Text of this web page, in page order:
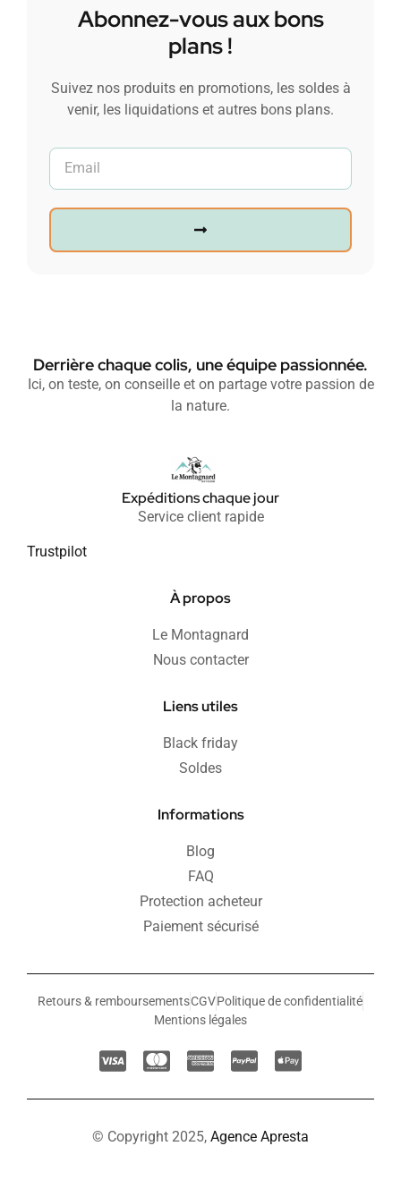
Abonnez-vous aux bons
plans !
Suivez nos produits en promotions, les soldes à
venir, les liquidations et autres bons plans.
Derrière chaque colis, une équipe passionnée.
Ici, on teste, on conseille et on partage votre passion de
la nature.
Expéditions chaque jour
Service client rapide
Trustpilot
À propos
Le Montagnard
Nous contacter
Liens utiles
Black friday
Soldes
Informations
Blog
FAQ
Protection acheteur
Paiement sécurisé
Retours & remboursementsCGVPolitique de confidentialité
Mentions légales
© Copyright 2025, Agence Apresta